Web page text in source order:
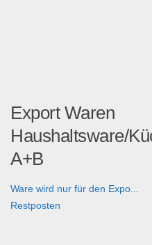
Export Waren
Haushaltsware/
A+B
Ware wird nur für den Expo...
Restposten